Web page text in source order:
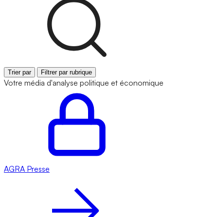
Trier par Filtrer par rubrique
Votre média d'analyse politique et économique
AGRA Presse